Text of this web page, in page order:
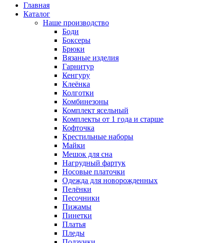
Главная
Каталог
Наше производство
Боди
Боксеры
Брюки
Вязаные изделия
Гарнитур
Кенгуру
Клеёнка
Колготки
Комбинезоны
Комплект ясельный
Комплекты от 1 года и старше
Кофточка
Крестильные наборы
Майки
Мешок для сна
Нагрудный фартук
Носовые платочки
Одежда для новорожденных
Пелёнки
Песочники
Пижамы
Пинетки
Платья
Пледы